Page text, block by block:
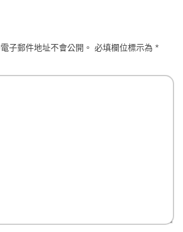
子郵件地址不會公開。 必填欄位標示為*